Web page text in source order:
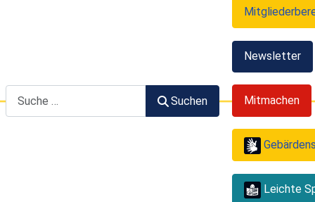
Suchen
Suchen
Newsletter
Mitmachen
Leichte